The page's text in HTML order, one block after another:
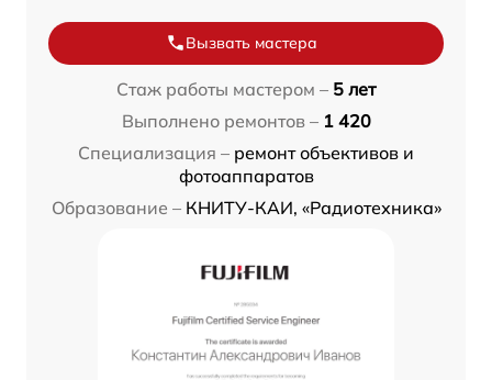
Вызвать мастера
Стаж работы мастером – 5 лет
Выполнено ремонтов – 1 420
Специализация – ремонт объективов и
фотоаппаратов
Образование – КНИТУ-КАИ, «Радиотехника»